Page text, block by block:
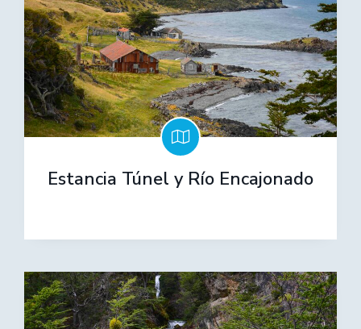
Estancia Túnel y Río Encajonado